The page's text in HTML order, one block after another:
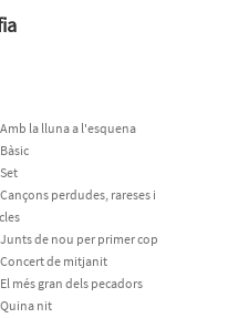
Amb la lluna a l'esquena
perdudes, rareses i
Junts de nou per primer cop
Concert de mitjanit
més gran dels pecadors
Quina nit